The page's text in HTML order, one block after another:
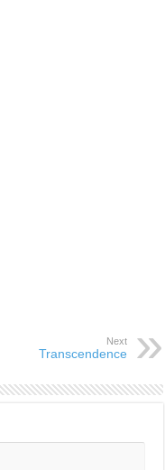
Next
Transcendence